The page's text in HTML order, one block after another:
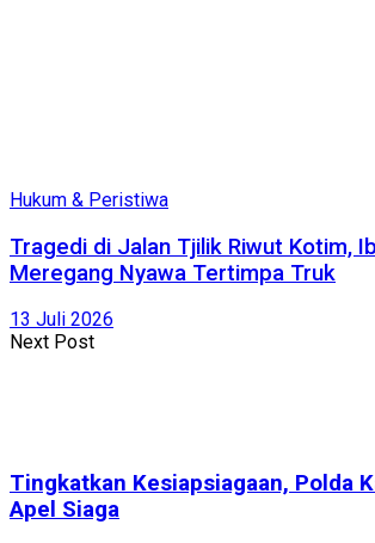
Hukum & Peristiwa
Tragedi di Jalan Tjilik Riwut Kotim,
Meregang Nyawa Tertimpa Truk
13 Juli 2026
Next Post
Tingkatkan Kesiapsiagaan, Polda
Apel Siaga